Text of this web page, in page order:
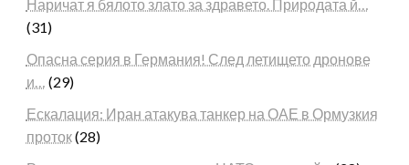
Наричат я бялото злато за здравето. Природата й…
(31)
Опасна серия в Германия! След летището дронове
и… (29)
Ескалация: Иран атакува танкер на ОАЕ в Ормузкия
проток(28)